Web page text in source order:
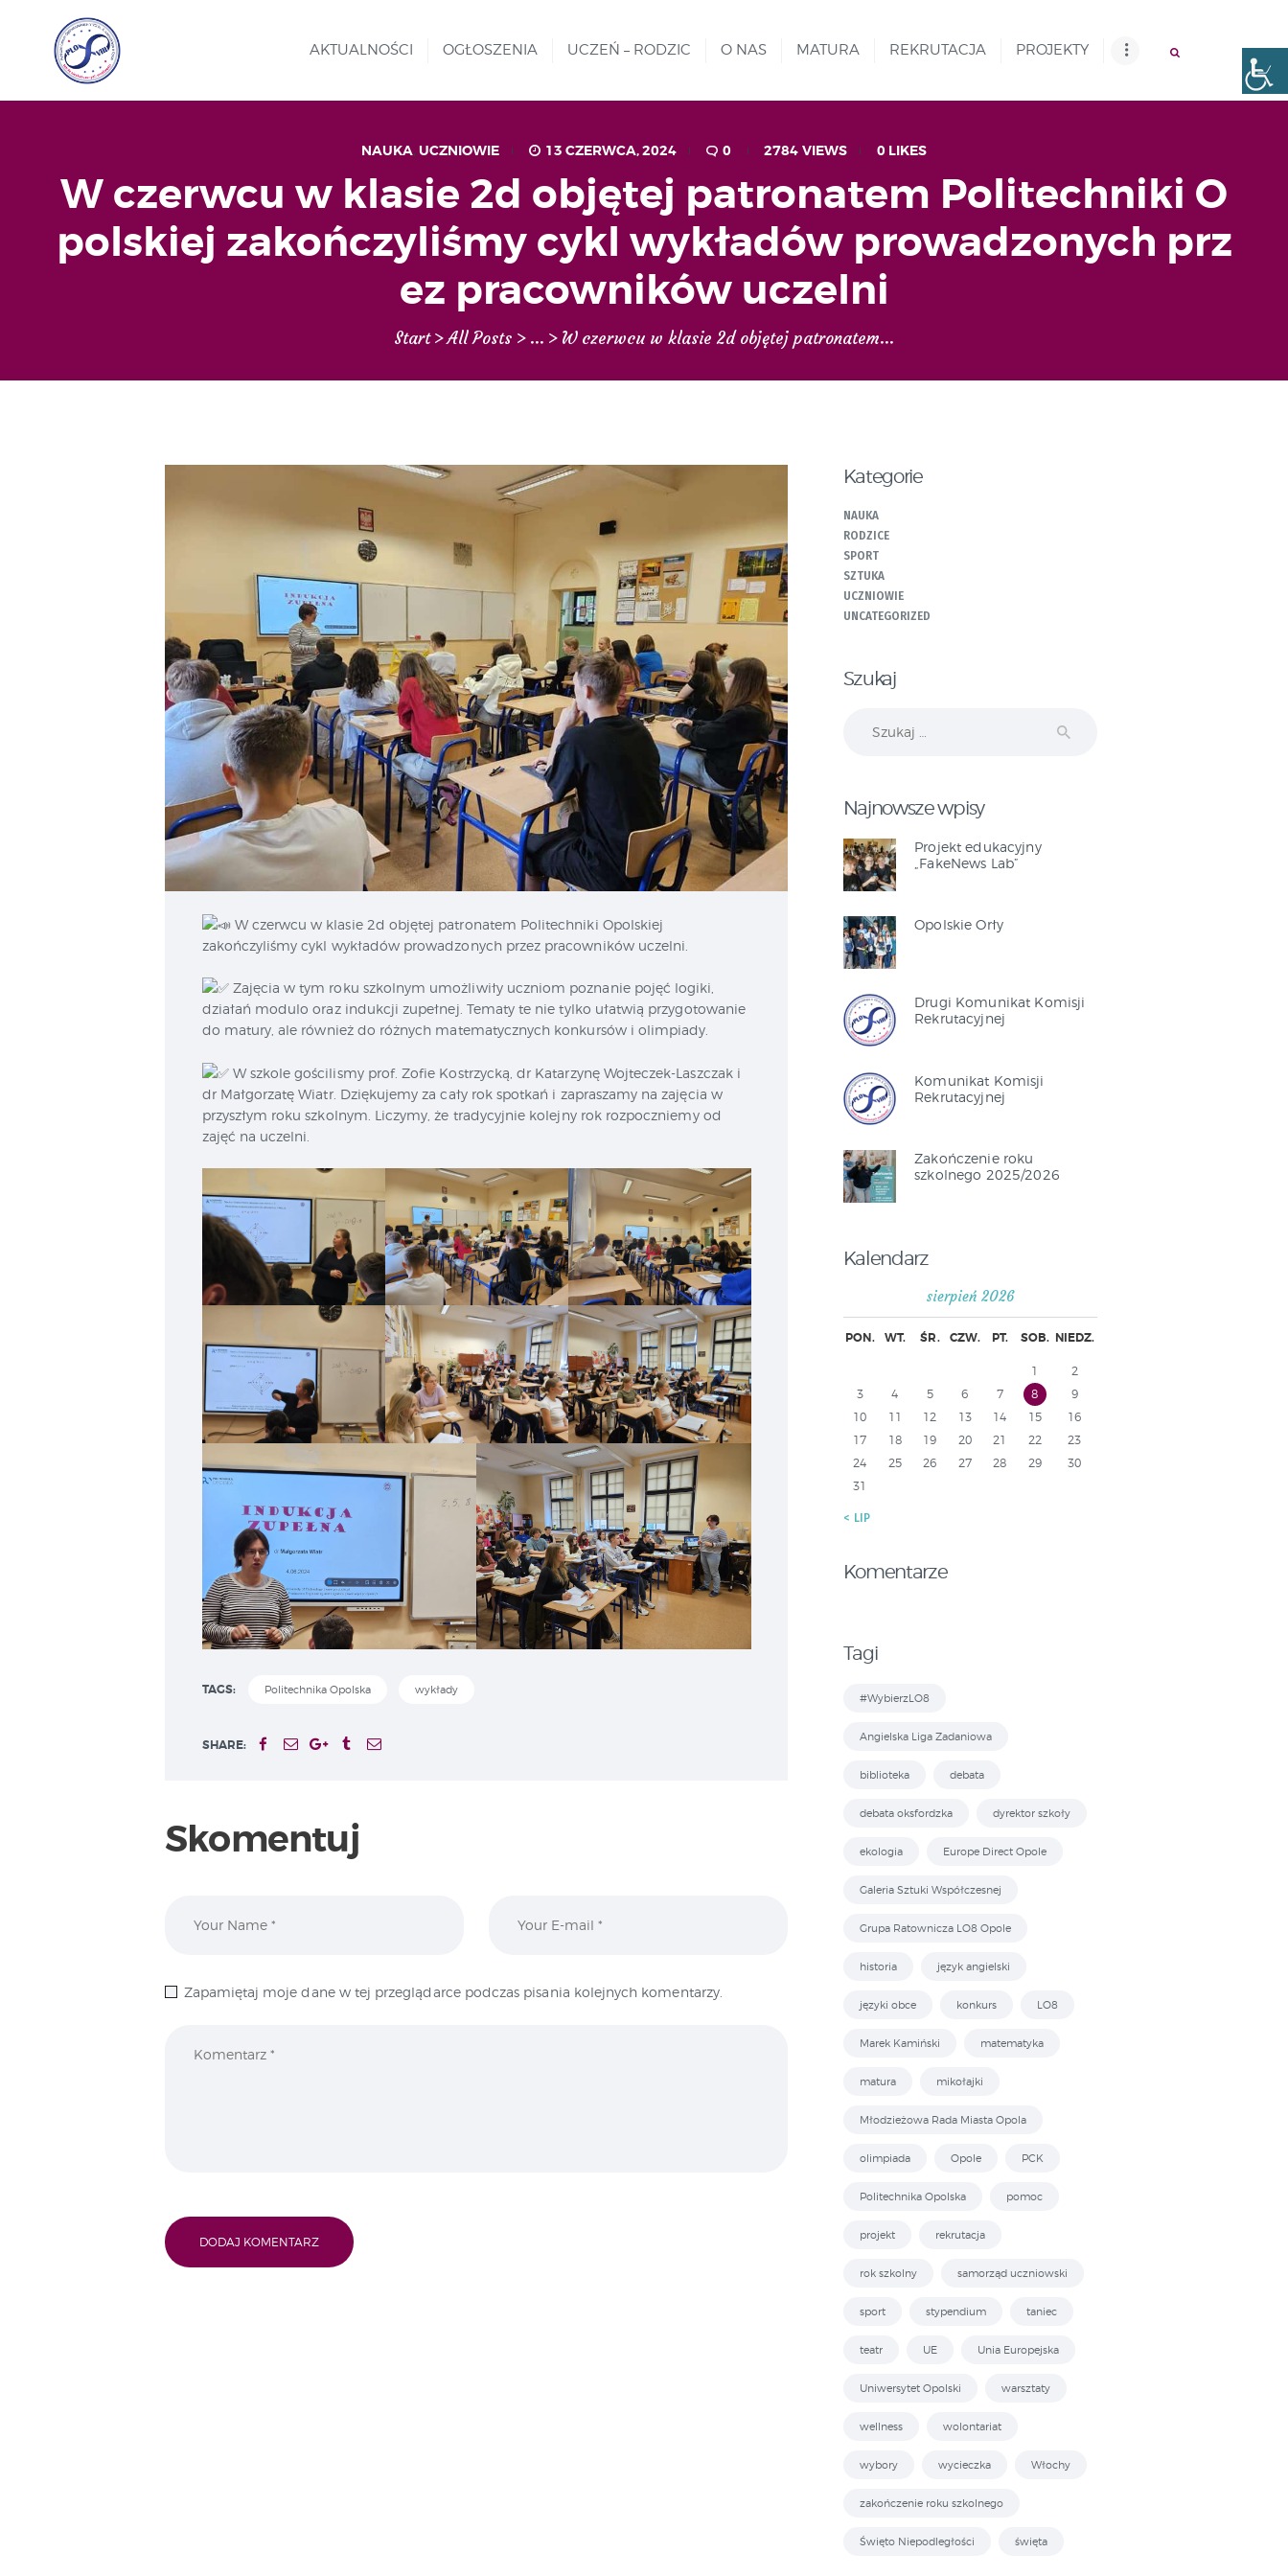
AKTUALNOŚCI OGŁOSZENIA UCZEŃ – RODZIC O NAS MATURA REKRUTACJA PROJEKTY
NAUKA,UCZNIOWIE 13 CZERWCA, 2024 0 2784 VIEWS 0 LIKES
W czerwcu w klasie 2d objętej patronatem Politechniki O
polskiej zakończyliśmy cykl wykładów prowadzonych prz
ez pracowników uczelni
Start All Posts ... W czerwcu w klasie 2d objętej patronatem...
Liceum nr VIII Opole
REKRUTACJA
PROJEKTY
GALERIA ZDJĘĆ
KONTAKT
W czerwcu w klasie 2d objętej patronatem Politechniki Opolskiej
zakończyliśmy cykl wykładów prowadzonych przez pracowników uczelni.
Zajęcia w tym roku szkolnym umożliwiły uczniom poznanie pojęć logiki,
działań modulo oraz indukcji zupełnej. Tematy te nie tylko ułatwią przygotowanie
do matury, ale również do różnych matematycznych konkursów i olimpiady.
W szkole gościlismy prof. Zofie Kostrzycką, dr Katarzynę Wojteczek-Laszczak i
dr Małgorzatę Wiatr. Dziękujemy zacały rok spotkań i zapraszamy na zajęcia w
przyszłym roku szkolnym. Liczymy, że tradycyjnie kolejny rok rozpoczniemy od
zajęć na uczelni.
TAGS: Politechnika Opolska wykłady
SHARE:
Skomentuj
Zapamiętaj moje dane w tej przeglądarce podczas pisania kolejnych komentarzy.
Kategorie
NAUKA
RODZICE
SPORT
SZTUKA
UCZNIOWIE
UNCATEGORIZED
Szukaj
Najnowsze wpisy
Projekt edukacyjny
„FakeNews Lab”
Opolskie Orły
Drugi Komunikat Komisji
Rekrutacyjnej
Komunikat Komisji
Rekrutacyjnej
Zakończenie roku
szkolnego 2025/2026
Kalendarz
sierpień 2026
PON. WT. ŚR. CZW. PT. SOB. NIEDZ.
1
2
3
4 5 6 7 8
9
10
11 12 13 14 15
16
17
18 19 20 21 22
23
24
25 26 27 28 29
30
31
« LIP
Komentarze
Tagi
#WybierzLO8
Angielska Liga Zadaniowa
biblioteka debata
debata oksfordzka dyrektor szkoły
ekologia Europe Direct Opole
Galeria Sztuki Współczesnej
Grupa Ratownicza LO8 Opole
historia język angielski
języki obce konkurs LO8
Marek Kamiński matematyka
matura mikołajki
Młodzieżowa Rada Miasta Opola
olimpiada Opole PCK
Politechnika Opolska pomoc
projekt rekrutacja
rok szkolny samorząd uczniowski
sport stypendium taniec
teatr UE Unia Europejska
Uniwersytet Opolski warsztaty
wellness wolontariat
wybory wycieczka Włochy
zakończenie roku szkolnego
Święto Niepodległości święta